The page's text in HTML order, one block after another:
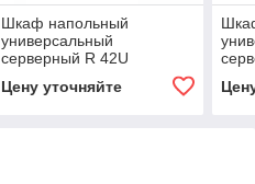
Шкаф напольный
универсальный
серверный R 42U
19, двери стекло и
Цену уточняйте
19,